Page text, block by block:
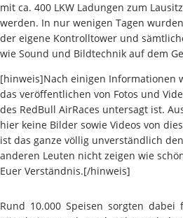
mit ca. 400 LKW Ladungen zum
werden. In nur wenigen Tagen
der eigene Kontrolltower und
wie Sound und Bildtechnik auf dem
[hinweis]Nach einigen Informationen
das veröffentlichen von Fotos und
des RedBull AirRaces untersagt ist.
hier keine Bilder sowie Videos von
ist das ganze völlig unverständlich
anderen Leuten nicht zeigen wie
Euer Verständnis.[/hinweis]
Rund 10.000 Speisen sorgten